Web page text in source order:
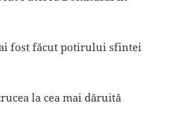
fost făcut potirului sfintei
la cea mai dăruită